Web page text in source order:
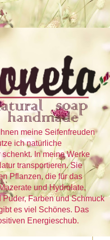
meine Seifenfreuden
ich natürliche
In meine Werke
transportieren. Sie
Pflanzen, die für das
und Hydrolate,
Farben und Schmuck
es viel Schönes. Das
Energieschub.